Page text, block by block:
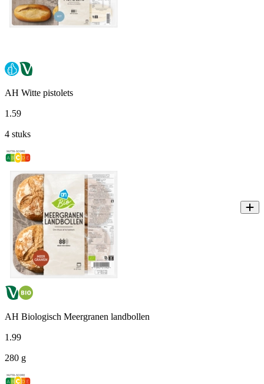
AH Witte pistolets
1 .59
4 stuks
AH Biologisch Meergranen landbollen
1 .99
280 g